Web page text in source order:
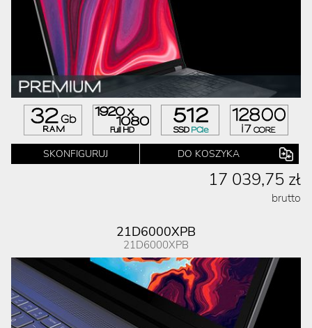
SKONFIGURUJ DO KOSZYKA
17 039,75 zł
brutto
21D6000XPB
21D6000XPB